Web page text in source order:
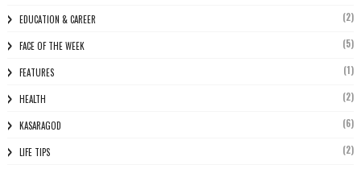
EDUCATION & CAREER (2)
FACE OF THE WEEK (5)
FEATURES (1)
HEALTH (2)
KASARAGOD (6)
LIFE TIPS (2)